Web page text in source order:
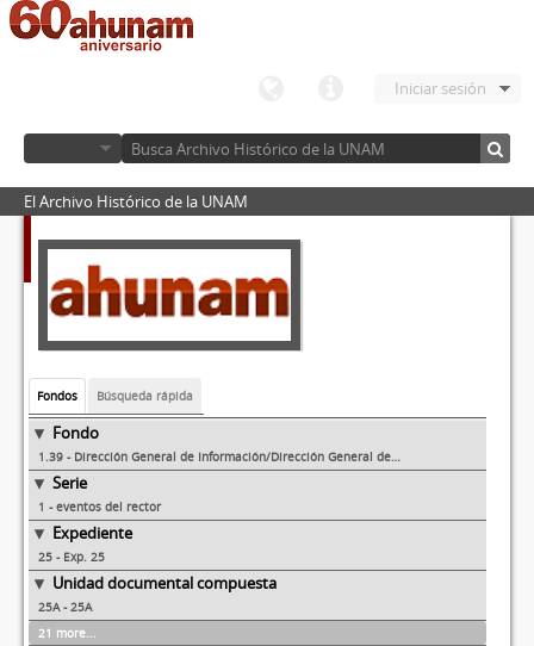
Iniciar sesión
El Archivo Histórico de la UNAM
Fondos Búsqueda rápida
Fondo
1.39 - Dirección General de Información/Dirección General de Comunicación Social
Serie
1 - eventos del rector
Expediente
25 - Exp. 25
Unidad documental compuesta
25A - 25A
21 more...